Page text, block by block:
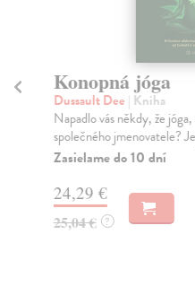
Konopná jóga
Dussault Dee | Kniha
Napadlo vás někdy, že
společného jmenovatele?
Zasielame do 10 dní
24,29 €
25,04 € ?